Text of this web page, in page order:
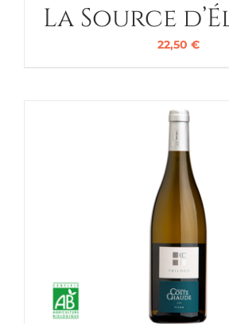
La Source
22,50 €